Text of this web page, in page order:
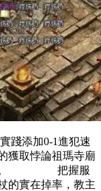
添加0-1進犯速
獲取悖論祖瑪寺廟
窗口。 把握服
的實在掉率，教主